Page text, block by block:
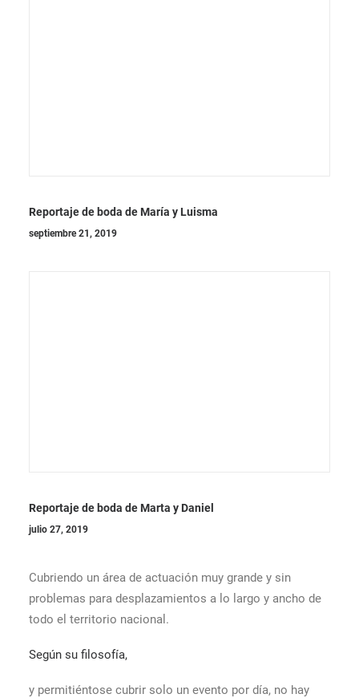
Reportaje de boda de María y Luisma
septiembre 21, 2019
Reportaje de boda de Marta y Daniel
julio 27, 2019
Cubriendo un área de actuación muy grande y sin
problemas para desplazamientos a lo largo y ancho de
todo el territorio nacional.
Según su filosofía,
y permitiéntose cubrir solo un evento por día, no hay